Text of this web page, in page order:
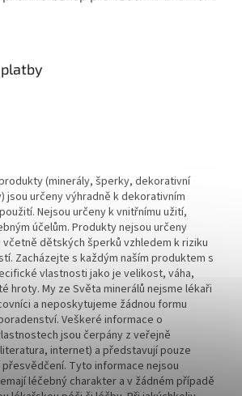
(minerály, šperky, dekorativní
jsou určeny výhradně k dekorativním
Nejsou určeny k vnitřnímu užití,
účelům. Produkty nejsou určeny
dětských šperků vzhledem k riziku
Zacházejte s každým naším produktem s
vlastnosti jako je velikost, váha,
hroty. My ze Světa minerálů nejsme lékaři
a neposkytujeme žádnou formu
Veškeré informace o
jsou čerpány z veřejně
internet) a představují pouze
Tyto informace nejsou
léčebný charakter a v žádném případě